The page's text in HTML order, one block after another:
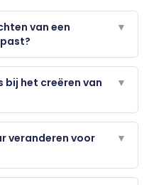
van een
▼
bij het creëren van
▼
veranderen voor
▼